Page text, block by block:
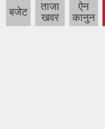
बजेट
ताजा
खवर
ऐन
कानुन